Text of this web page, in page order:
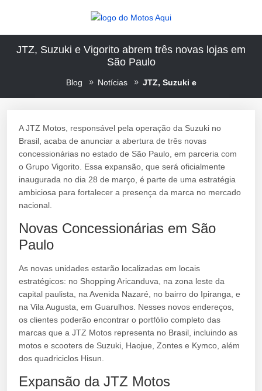
JTZ, Suzuki e Vigorito abrem três novas lojas em
São Paulo
Blog Notícias JTZ, Suzuki e
A JTZ Motos, responsável pela operação da Suzuki no
Brasil, acaba de anunciar a abertura de três novas
concessionárias no estado de São Paulo, em parceria com
o Grupo Vigorito. Essa expansão, que será oficialmente
inaugurada no dia 28 de março, é parte de uma estratégia
ambiciosa para fortalecer a presença da marca no mercado
nacional.
Novas Concessionárias em São
Paulo
As novas unidades estarão localizadas em locais
estratégicos: no Shopping Aricanduva, na zona leste da
capital paulista, na Avenida Nazaré, no bairro do Ipiranga, e
na Vila Augusta, em Guarulhos. Nesses novos endereços,
os clientes poderão encontrar o portfólio completo das
marcas que a JTZ Motos representa no Brasil, incluindo as
motos e scooters de Suzuki, Haojue, Zontes e Kymco, além
dos quadriciclos Hisun.
Expansão da JTZ Motos